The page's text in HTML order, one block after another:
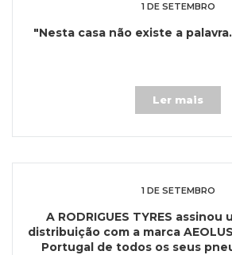
1 DE SETEMBRO
"Nesta casa não existe a
Ler mais
1 DE SETEMBRO
A RODRIGUES TYRES
distribuição com a marca
Portugal de todos os seus